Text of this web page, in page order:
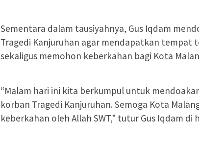
Sementara dalam tausiyahnya, Gus Iqdam
Tragedi Kanjuruhan agar mendapatkan tempat
sekaligus memohon keberkahan bagi Kota
“Malam hari ini kita berkumpul untuk
korban Tragedi Kanjuruhan. Semoga Kota
keberkahan oleh Allah SWT,” tutur Gus Iqdam di